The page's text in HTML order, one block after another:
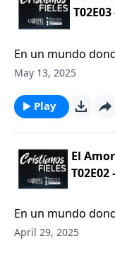
En un mundo
dominar cada
que Satanás ha
sellada en la cruz.
May 13, 2025
Play
El
En un mundo
con emociones
April 29, 2025